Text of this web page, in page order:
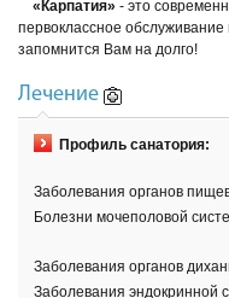
«Карпатия» - это
первоклассное
запомнится Вам на долго!
Лечение
Профиль санатория:
Заболевания органов
Болезни мочеполовой
Заболевания органов
Заболевания эндокринной